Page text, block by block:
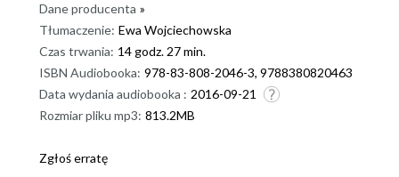
Dane producenta »
Tłumaczenie: Ewa Wojciechowska
Czas trwania: 14 godz. 27 min.
ISBN Audiobooka: 978-83-808-2046-3, 9788380820463
Data wydania audiobooka : 2016-09-21
Rozmiar pliku mp3: 813.2MB
Zgłoś erratę